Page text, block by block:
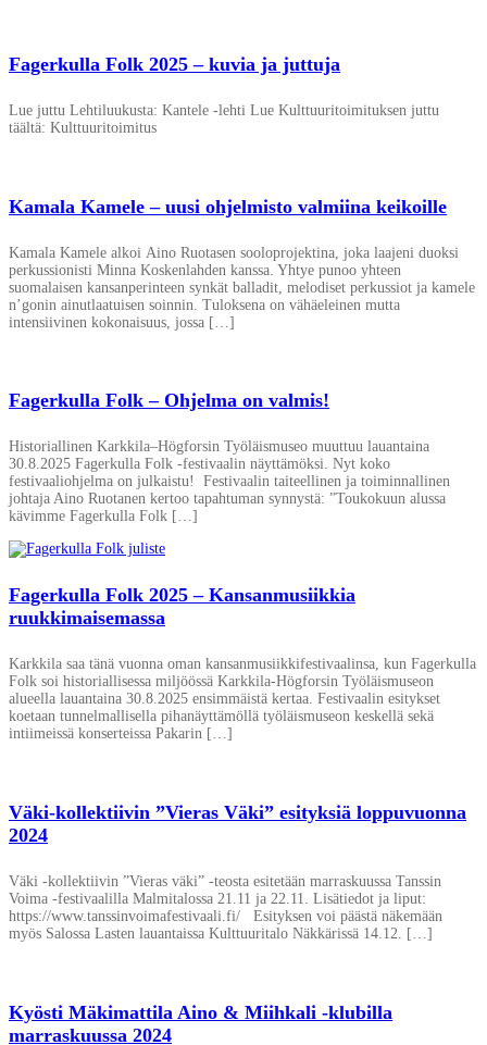
Fagerkulla Folk 2025 – kuvia ja juttuja
Lue juttu Lehtiluukusta: Kantele -lehti Lue Kulttuuritoimituksen juttu
täältä: Kulttuuritoimitus
Kamala Kamele – uusi ohjelmisto valmiina keikoille
Kamala Kamele alkoi Aino Ruotasen sooloprojektina, joka laajeni duoksi
perkussionisti Minna Koskenlahden kanssa. Yhtye punoo yhteen
suomalaisen kansanperinteen synkät balladit, melodiset perkussiot ja kamele
n’gonin ainutlaatuisen soinnin. Tuloksena on vähäeleinen mutta
intensiivinen kokonaisuus, jossa […]
Fagerkulla Folk – Ohjelma on valmis!
Historiallinen Karkkila–Högforsin Työläismuseo muuttuu lauantaina
30.8.2025 Fagerkulla Folk -festivaalin näyttämöksi. Nyt koko
festivaaliohjelma on julkaistu! Festivaalin taiteellinen ja toiminnallinen
johtaja Aino Ruotanen kertoo tapahtuman synnystä: ”Toukokuun alussa
kävimme Fagerkulla Folk […]
Fagerkulla Folk 2025 – Kansanmusiikkia
ruukkimaisemassa
Karkkila saa tänä vuonna oman kansanmusiikkifestivaalinsa, kun Fagerkulla
Folk soi historiallisessa miljöössä Karkkila-Högforsin Työläismuseon
alueella lauantaina 30.8.2025 ensimmäistä kertaa. Festivaalin esitykset
koetaan tunnelmallisella pihanäyttämöllä työläismuseon keskellä sekä
intiimeissä konserteissa Pakarin […]
Väki-kollektiivin ”Vieras Väki” esityksiä loppuvuonna
2024
Väki -kollektiivin ”Vieras väki” -teosta esitetään marraskuussa Tanssin
Voima -festivaalilla Malmitalossa 21.11 ja 22.11. Lisätiedot ja liput:
https://www.tanssinvoimafestivaali.fi/ Esityksen voi päästä näkemään
myös Salossa Lasten lauantaissa Kulttuuritalo Näkkärissä 14.12. […]
Kyösti Mäkimattila Aino & Miihkali -klubilla
marraskuussa 2024